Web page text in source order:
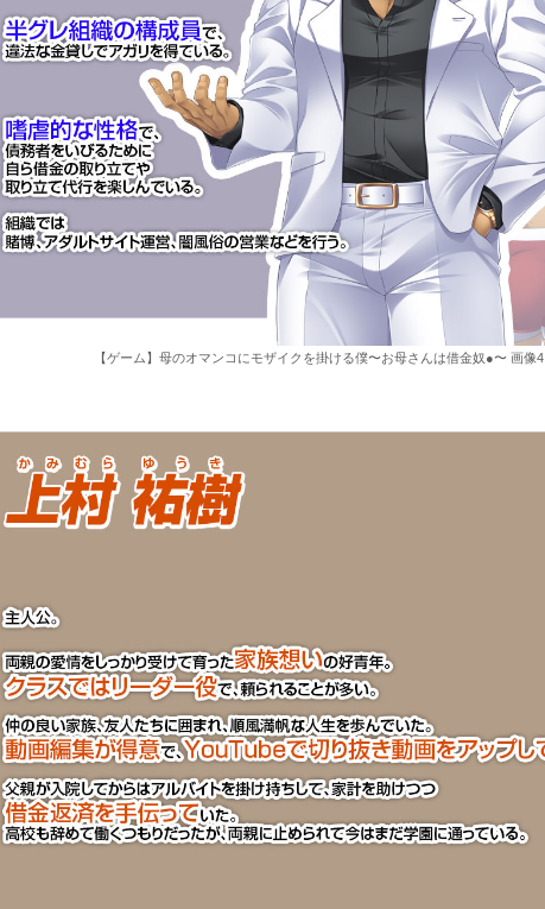
【ゲーム】母のオマンコにモザイクを掛ける僕〜お母さんは借金奴●〜 画像4